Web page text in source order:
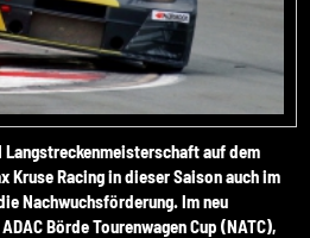
Langstreckenmeisterschaft auf dem
Kruse Racing in dieser Saison auch im
Nachwuchsförderung. Im neu
Börde Tourenwagen Cup (NATC),